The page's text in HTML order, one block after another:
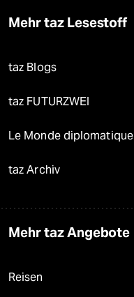
Mehr taz Lesestoff
taz Blogs
taz FUTURZWEI
Le Monde diplomatique
taz Archiv
Mehr taz Angebote
Reisen